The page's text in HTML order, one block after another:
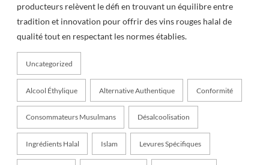
producteurs relèvent le défi en trouvant un équilibre entre
tradition et innovation pour offrir des vins rouges halal de
qualité tout en respectant les normes établies.
Uncategorized
Alcool Éthylique Alternative Authentique Conformité
Consommateurs Musulmans Désalcoolisation
Ingrédients Halal Islam Levures Spécifiques